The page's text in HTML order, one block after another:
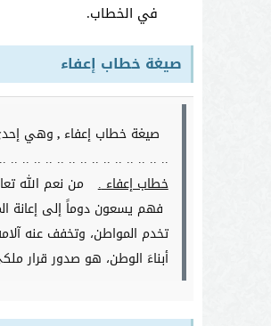
في الخطاب.
صيغة خطاب إعفاء
صيغة خطاب إعفاء ,وهي
.. .. .. .. .. .. .. .. .. .. .. .. .. ..
خطاب إعفاء.
من نعم الله
فهم يسعون دوماً إلى إعانة
تخدم المواطن، وتخفف عنه
أبناءَ الوطن، هو صدور قرار